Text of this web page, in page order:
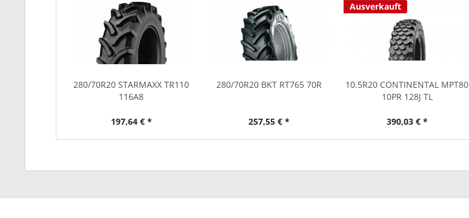
280/70R20 STARMAXX TR110
116A8
197,64 € *
280/70R20 BKT RT765 70R
257,55 € *
Ausverkauft
10.5R20 CONTINENTAL MPT80
10PR 128J TL
390,03 € *